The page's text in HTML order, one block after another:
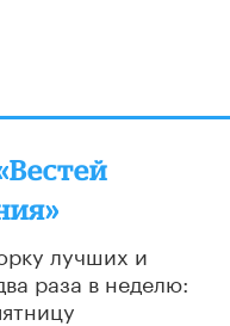
лучших и
раза в неделю: